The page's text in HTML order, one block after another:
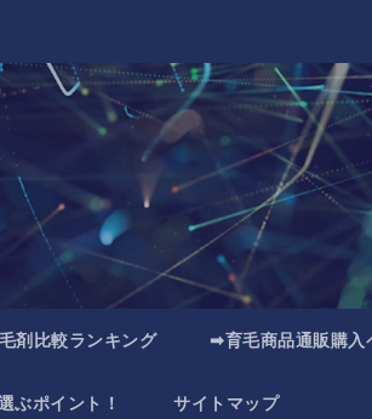
剤比較ランキング ➡育毛商品通販購入
ぶポイント！ サイトマップ